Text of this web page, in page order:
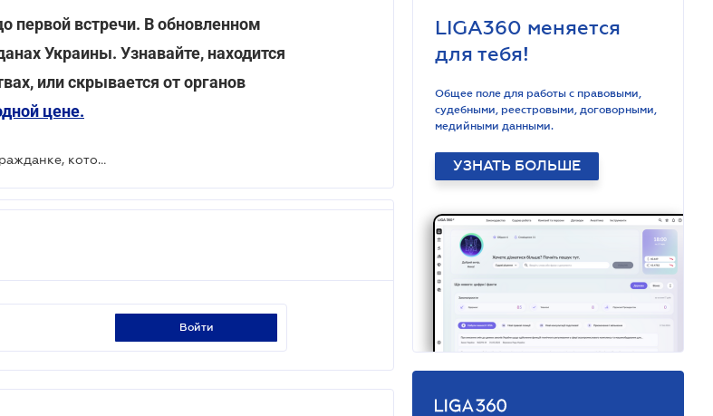
первой встречи. В обновленном
Украины. Узнавайте, находится
или скрывается от органов
цене.
Киевская прокуратура сообщила о подозрении гражданке, которая неправомерно завладела биткоинами
войти
LIGA360 меняется
для тебя!
Общее поле для работы с правовыми,
судебными, реестровыми, договорными,
медийными данными.
УЗНАТЬ БОЛЬШЕ